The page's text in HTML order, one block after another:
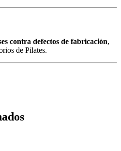
contra defectos de fabricación,
de Pilates.